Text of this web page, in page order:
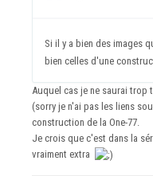
Si il y a bien des images
bien celles d'une
Auquel cas je ne saurai trop
(sorry je n'ai pas les liens
construction de la One-77.
Je crois que c'est dans la
vraiment extra